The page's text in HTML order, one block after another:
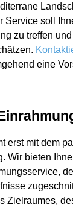
Service soll
zu treffen
eine
erst mit dem
Wir bieten
Zielraumes,